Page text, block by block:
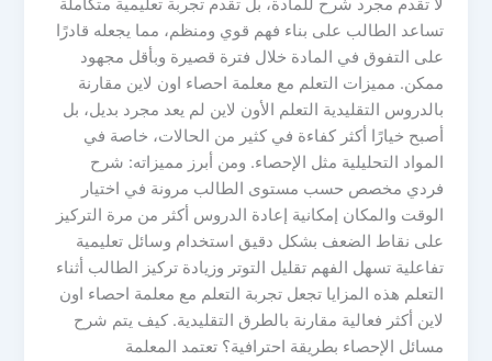
لا تقدم مجرد شرح للمادة، بل تقدم تجربة تعليمية متكاملة
تساعد الطالب على بناء فهم قوي ومنظم، مما يجعله قادرًا
على التفوق في المادة خلال فترة قصيرة وبأقل مجهود
ممكن. مميزات التعلم مع معلمة احصاء اون لاين مقارنة
بالدروس التقليدية التعلم الأون لاين لم يعد مجرد بديل، بل
أصبح خيارًا أكثر كفاءة في كثير من الحالات، خاصة في
المواد التحليلية مثل الإحصاء. ومن أبرز مميزاته: شرح
فردي مخصص حسب مستوى الطالب مرونة في اختيار
الوقت والمكان إمكانية إعادة الدروس أكثر من مرة التركيز
على نقاط الضعف بشكل دقيق استخدام وسائل تعليمية
تفاعلية تسهل الفهم تقليل التوتر وزيادة تركيز الطالب أثناء
التعلم هذه المزايا تجعل تجربة التعلم مع معلمة احصاء اون
لاين أكثر فعالية مقارنة بالطرق التقليدية. كيف يتم شرح
مسائل الإحصاء بطريقة احترافية؟ تعتمد المعلمة